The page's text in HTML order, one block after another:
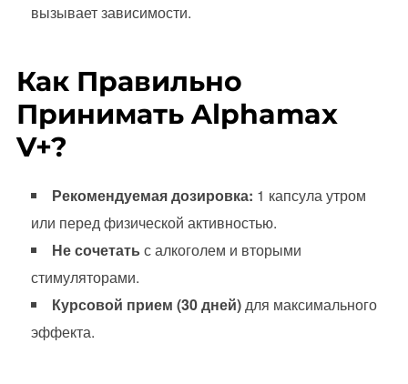
вызывает зависимости.
Как Правильно
Принимать Alphamax
V+?
Рекомендуемая дозировка: 1 капсула утром
или перед физической активностью.
Не сочетать с алкоголем и вторыми
стимуляторами.
Курсовой прием (30 дней)для максимального
эффекта.